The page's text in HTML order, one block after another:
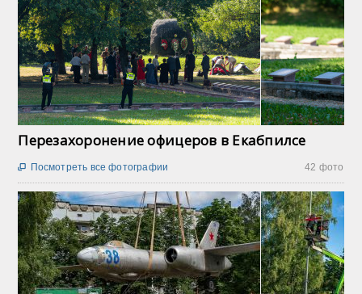
Перезахоронение офицеров в Екабпилсе
42 фото
 Посмотреть все фотографии